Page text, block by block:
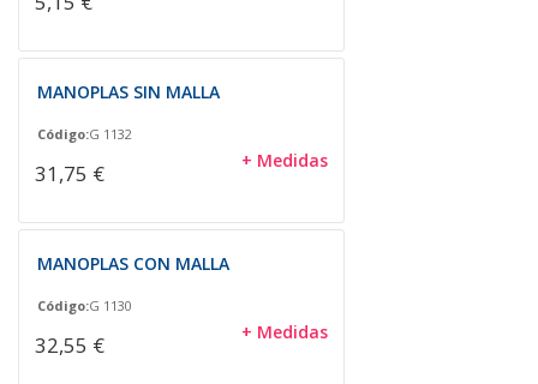
MANOPLAS SIN MALLA
Código:G 1132
31,75 € + Medidas
MANOPLAS CON MALLA
Código:G 1130
32,55 € + Medidas